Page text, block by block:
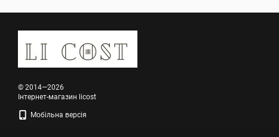
© 2014—2026
Інтернет-магазин licost
Мобільна версія